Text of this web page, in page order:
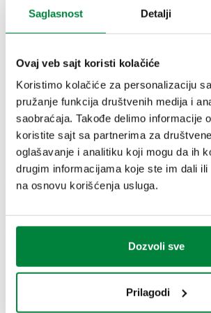
Saglasnost Detalji
Ovaj veb sajt koristi kolačiće
Koristimo kolačiće za personalizaciju
pružanje funkcija društvenih medija i
saobraćaja. Takođe delimo informacije
koristite sajt sa partnerima za
oglašavanje i analitiku koji mogu da ih
drugim informacijama koje ste im dali
na osnovu korišćenja usluga.
Dozvoli sve
Prilagodi
222302
23 p. 1,5
dovod, ugaoni
priključak
G 3/8" A (ISO
M
krajnji odvod,
ugaoni
3D modeli
Prikaži
Termostatski ventil za radijator opremljen
termostatske kontrolne glave i
Prikaži